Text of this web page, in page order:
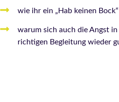
wie ihr ein „Hab keinen
warum sich auch die Angst
richtigen Begleitung wieder